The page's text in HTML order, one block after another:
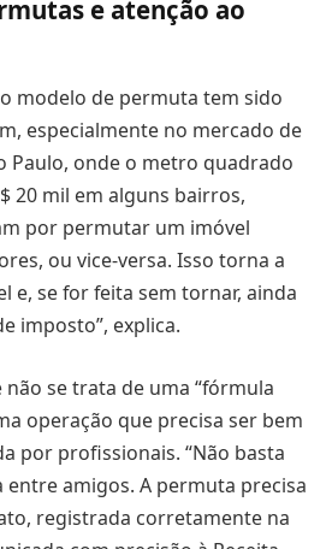
e atenção ao
modelo de permuta tem sido
especialmente no mercado de
Paulo, onde o metro quadrado
20 mil em alguns bairros,
por permutar um imóvel
ou vice-versa. Isso torna a
e, se for feita sem tornar, ainda
imposto”, explica.
não se trata de uma “fórmula
operação que precisa ser bem
por profissionais. “Não basta
amigos. A permuta precisa
registrada corretamente na